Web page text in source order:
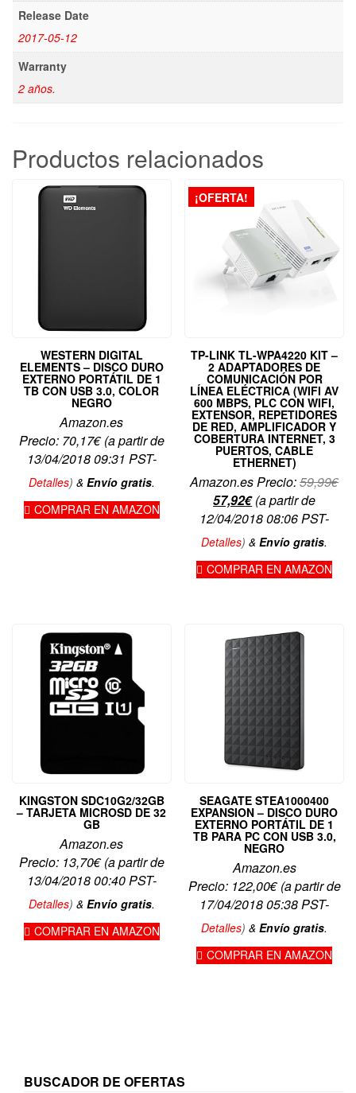
Release Date
2017-05-12
Warranty
2 años.
Productos relacionados
WESTERN DIGITAL
ELEMENTS – DISCO DURO
EXTERNO PORTÁTIL DE 1
TB CON USB 3.0, COLOR
NEGRO
Amazon.es
Precio: 70,17€(a partir de
13/04/2018 09:31 PST-
Detalles) & Envío gratis.
COMPRAR EN AMAZON
¡OFERTA!
TP-LINK TL-WPA4220 KIT –
2 ADAPTADORES DE
COMUNICACIÓN POR
LÍNEA ELÉCTRICA (WIFI AV
600 MBPS, PLC CON WIFI,
EXTENSOR, REPETIDORES
DE RED, AMPLIFICADOR Y
COBERTURA INTERNET, 3
PUERTOS, CABLE
ETHERNET)
Amazon.es Precio:59,99€El
57,92€El
precio
actual
57,92€.
(a partir de
12/04/2018 08:06 PST-
Detalles)&Envío gratis.
COMPRAR EN AMAZON
KINGSTON SDC10G2/32GB
– TARJETA MICROSD DE 32
GB
Amazon.es
Precio: 13,70€(a partir de
13/04/2018 00:40 PST-
Detalles) & Envío gratis.
COMPRAR EN AMAZON
SEAGATE STEA1000400
EXPANSION – DISCO DURO
EXTERNO PORTÁTIL DE 1
TB PARA PC CON USB 3.0,
NEGRO
Amazon.es
Precio: 122,00€(a partir de
17/04/2018 05:38 PST-
Detalles)&Envío gratis.
COMPRAR EN AMAZON
BUSCADOR DE OFERTAS